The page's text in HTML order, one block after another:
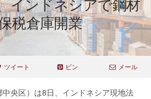
税倉庫開業
ツイート ピン メール
央区）は8日、インドネシア現地法